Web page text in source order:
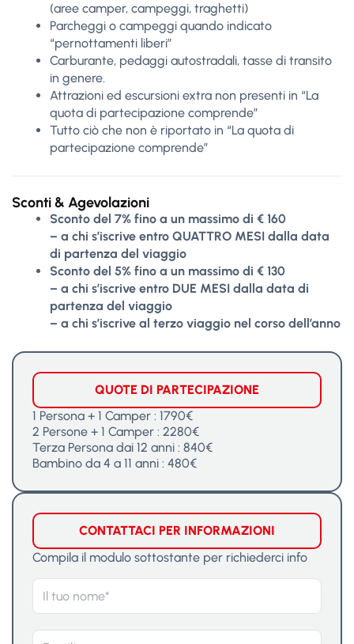
(aree camper, campeggi, traghetti)
Parcheggi o campeggi quando indicato
“pernottamenti liberi”
Carburante, pedaggi autostradali, tasse di transito
in genere.
Attrazioni ed escursioni extra non presenti in “La
quota di partecipazione comprende”
Tutto ciò che non è riportato in “La quota di
partecipazione comprende”
Sconti & Agevolazioni
Sconto del 7% fino a un massimo di € 160
– a chi s’iscrive entro QUATTRO MESI dalla data
di partenza del viaggio
Sconto del 5% fino a un massimo di € 130
– a chi s’iscrive entro DUE MESI dalla data di
partenza del viaggio
– a chi s’iscrive al terzo viaggio nel corso dell’anno
QUOTE DI PARTECIPAZIONE
1 Persona + 1 Camper : 1790€
2 Persone + 1 Camper : 2280€
Terza Persona dai 12 anni : 840€
Bambino da 4 a 11 anni : 480€
CONTATTACI PER INFORMAZIONI
Compila il modulo sottostante per richiederci info